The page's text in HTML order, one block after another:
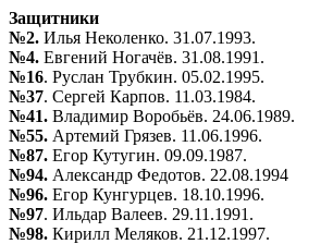
Защитники
№2. Илья Неколенко. 31.07.1993.
№4. Евгений Ногачёв. 31.08.1991.
№16. Руслан Трубкин. 05.02.1995.
№37. Сергей Карпов. 11.03.1984.
№41. Владимир Воробьёв.
№55. Артемий Грязев. 11.06.1996.
№87. Егор Кутугин. 09.09.1987.
№94. Александр Федотов.
№96. Егор Кунгурцев. 18.10.1996.
№97. Ильдар Валеев. 29.11.1991.
№98. Кирилл Меляков. 21.12.1997.